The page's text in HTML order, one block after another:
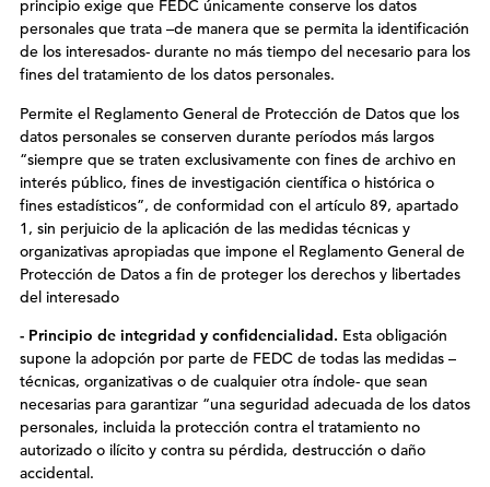
principio exige que FEDC únicamente conserve los datos
personales que trata –de manera que se permita la identificación
de los interesados- durante no más tiempo del necesario para los
fines del tratamiento de los datos personales.
Permite el Reglamento General de Protección de Datos que los
datos personales se conserven durante períodos más largos
“siempre que se traten exclusivamente con fines de archivo en
interés público, fines de investigación científica o histórica o
fines estadísticos”, de conformidad con el artículo 89, apartado
1, sin perjuicio de la aplicación de las medidas técnicas y
organizativas apropiadas que impone el Reglamento General de
Protección de Datos a fin de proteger los derechos y libertades
del interesado
- Principio de integridad y confidencialidad. Esta obligación
supone la adopción por parte de FEDC de todas las medidas –
técnicas, organizativas o de cualquier otra índole- que sean
necesarias para garantizar “una seguridad adecuada de los datos
personales, incluida la protección contra el tratamiento no
autorizado o ilícito y contra su pérdida, destrucción o daño
accidental.